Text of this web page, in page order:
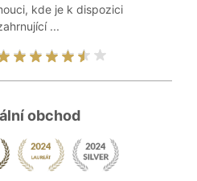
kde je k dispozici
...
obchod